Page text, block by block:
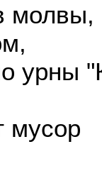
молвы,
урны
мусор